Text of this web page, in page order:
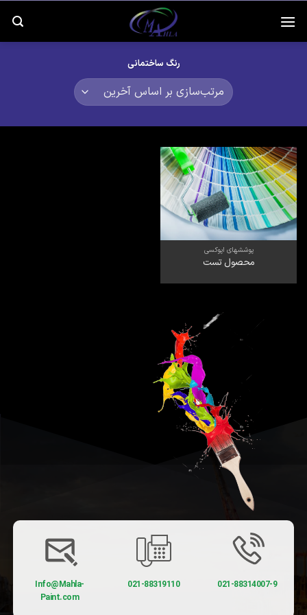
محتوا
رنگ ساختمانی
پوششهای اپوکسی
محصول تست
021-88314007-9
021-88319110
Info@Mahla-
Paint.com